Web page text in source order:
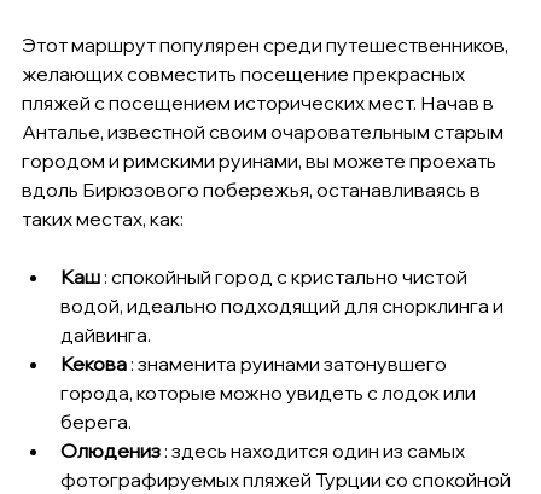
Этот маршрут популярен среди путешественников,
желающих совместить посещение прекрасных
пляжей с посещением исторических мест. Начав в
Анталье, известной своим очаровательным старым
городом и римскими руинами, вы можете проехать
вдоль Бирюзового побережья, останавливаясь в
таких местах, как:
Каш : спокойный город с кристально чистой
водой, идеально подходящий для снорклинга и
дайвинга.
Кекова : знаменита руинами затонувшего
города, которые можно увидеть с лодок или
берега.
Олюдениз : здесь находится один из самых
фотографируемых пляжей Турции со спокойной